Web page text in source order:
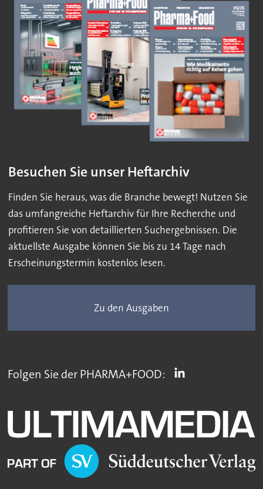
Besuchen Sie unser Heftarchiv
Finden Sie heraus, was die Branche bewegt! Nutzen Sie
das umfangreiche Heftarchiv für Ihre Recherche und
profitieren Sie von detaillierten Suchergebnissen. Die
aktuellste Ausgabe können Sie bis zu 14 Tage nach
Erscheinungstermin kostenlos lesen.
Zu den Ausgaben
Folgen Sie der PHARMA+FOOD: